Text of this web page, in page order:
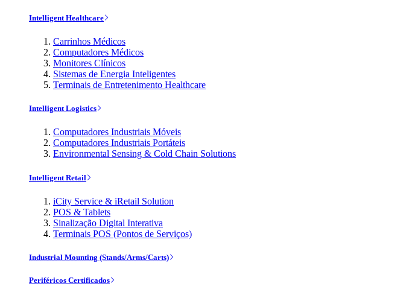
Intelligent Healthcare
Carrinhos Médicos
Computadores Médicos
Monitores Clínicos
Sistemas de Energia Inteligentes
Terminais de Entretenimento Healthcare
Intelligent Logistics
Computadores Industriais Móveis
Computadores Industriais Portáteis
Environmental Sensing & Cold Chain Solutions
Intelligent Retail
iCity Service & iRetail Solution
POS & Tablets
Sinalização Digital Interativa
Terminais POS (Pontos de Serviços)
Industrial Mounting (Stands/Arms/Carts)
Periféricos Certificados